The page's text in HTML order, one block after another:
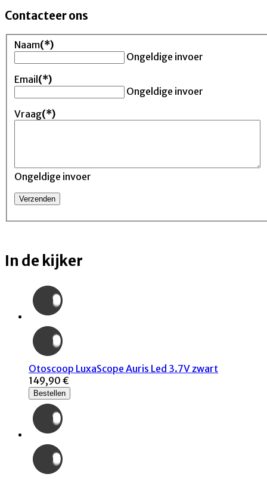
Contacteer ons
Naam(*)
Ongeldige invoer
Email(*)
Ongeldige invoer
Vraag(*)
Ongeldige invoer
In de kijker
Otoscoop LuxaScope Auris Led 3.7V zwart
149,90 €
Bestellen